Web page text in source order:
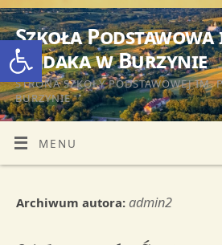
Otwórz pasek
Szkoła
Sajdaka w Burzynie
STRONA SZKOŁY PODSTAWOWEJ IM.
BURZYNIE
MENU
Archiwum autora:admin2